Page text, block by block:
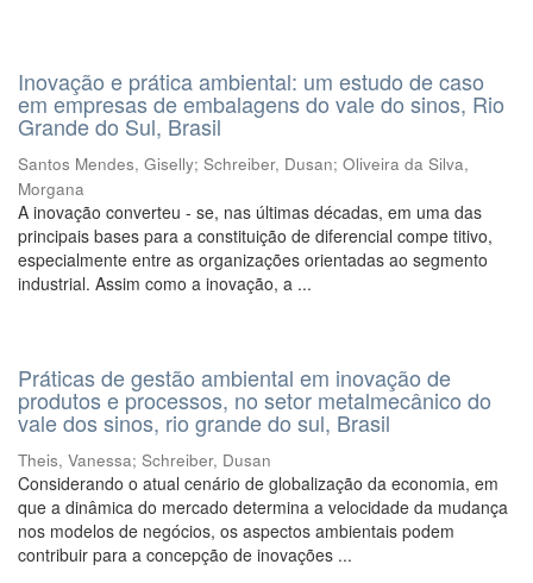
Inovação e prática ambiental: um estudo de caso
em empresas de embalagens do vale do sinos, Rio
Grande do Sul, Brasil
Santos Mendes, Giselly; Schreiber, Dusan; Oliveira da Silva,
Morgana
A inovação converteu - se, nas últimas décadas, em uma das
principais bases para a constituição de diferencial compe titivo,
especialmente entre as organizações orientadas ao segmento
industrial. Assim como a inovação, a ...
Práticas de gestão ambiental em inovação de
produtos e processos, no setor metalmecânico do
vale dos sinos, rio grande do sul, Brasil
Theis, Vanessa; Schreiber, Dusan
Considerando o atual cenário de globalização da economia, em
que a dinâmica do mercado determina a velocidade da mudança
nos modelos de negócios, os aspectos ambientais podem
contribuir para a concepção de inovações ...